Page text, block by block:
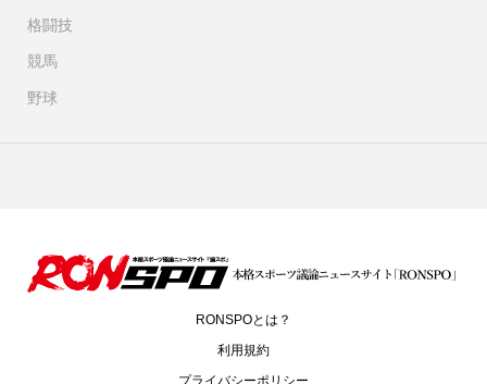
格闘技
競馬
野球
RONSPOとは？
利用規約
プライバシーポリシー